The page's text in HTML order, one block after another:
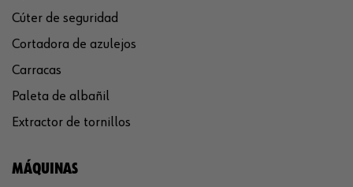
Cúter de seguridad
Cortadora de azulejos
Carracas
Paleta de albañil
Extractor de tornillos
MÁQUINAS